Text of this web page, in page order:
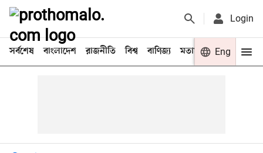
Login
সর্বশেষ বাংলাদেশ রাজনীতি বিশ্ব বাণিজ্য মতামত খেলা
Eng